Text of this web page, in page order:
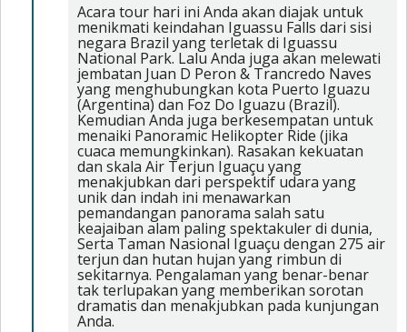
Acara tour hari ini Anda akan diajak untuk
menikmati keindahan Iguassu Falls dari sisi
negara Brazil yang terletak di Iguassu
National Park. Lalu Anda juga akan melewati
jembatan Juan D Peron & Trancredo Naves
yang menghubungkan kota Puerto Iguazu
(Argentina) dan Foz Do Iguazu (Brazil).
Kemudian Anda juga berkesempatan untuk
menaiki Panoramic Helikopter Ride (jika
cuaca memungkinkan). Rasakan kekuatan
dan skala Air Terjun Iguaçu yang
menakjubkan dari perspektif udara yang
unik dan indah ini menawarkan
pemandangan panorama salah satu
keajaiban alam paling spektakuler di dunia,
Serta Taman Nasional Iguaçu dengan 275 air
terjun dan hutan hujan yang rimbun di
sekitarnya. Pengalaman yang benar-benar
tak terlupakan yang memberikan sorotan
dramatis dan menakjubkan pada kunjungan
Anda.